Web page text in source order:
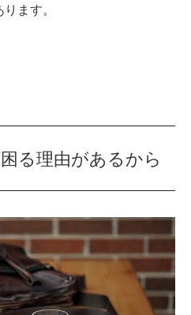
ます。
る理由があるから